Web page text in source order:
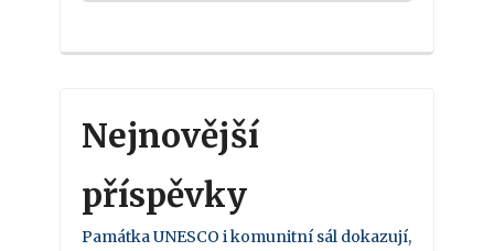
Nejnovější
příspěvky
Památka UNESCO i komunitní sál dokazují,